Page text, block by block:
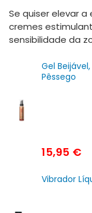
Se quiser elevar
cremes
sensibilidade da
Gel
Pêssego
15,95 €
Vibrador